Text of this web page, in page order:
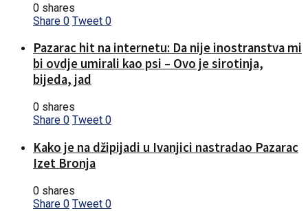
0 shares
Share 0 Tweet 0
Pazarac hit na internetu: Da nije inostranstva mi
bi ovdje umirali kao psi – Ovo je sirotinja,
bijeda, jad
0 shares
Share 0 Tweet 0
Kako je na džipijadi u Ivanjici nastradao Pazarac
Izet Bronja
0 shares
Share 0 Tweet 0